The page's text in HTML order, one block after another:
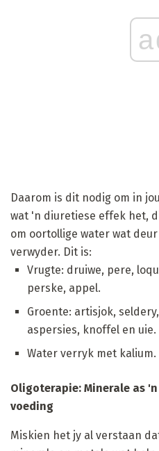
Daarom is dit nodig om in
wat 'n diuretiese effek het,
om oortollige water wat
verwyder. Dit is:
Vrugte: druiwe, pere,
perske, appel.
Groente: artisjok,
aspersies, knoffel en uie.
Water verryk met kalium.
Oligoterapie: Minerale as
voeding
Miskien het jy al verstaan